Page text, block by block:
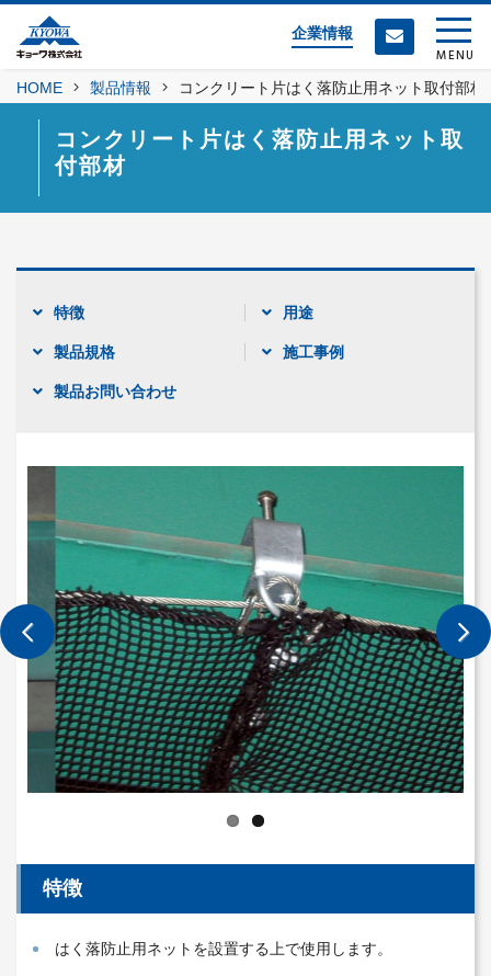
企業情報
MENU
HOME 製品情報 コンクリート片はく落防止用ネット取付部材
コンクリート片はく落防止用ネット取
付部材
特徴 用途
製品規格 施工事例
製品お問い合わせ
特徴
はく落防止用ネットを設置する上で使用します。